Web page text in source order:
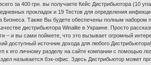
за 400 грн. вы получаете Кейс Дистрибьютора (10
прокладок и 19 Тестов для определения
Бизнеса. Также Вы будете обеспечены полным набором
дистрибьютора Winalite в Украине. Просто
– и вы сами поймете, что это вызывает огромный
доступный источник дохода для любого Дистрибьютора!
к его личному разделу на сайте компании с помощью
называется бэк-офис. Здесь Дистрибьютор может